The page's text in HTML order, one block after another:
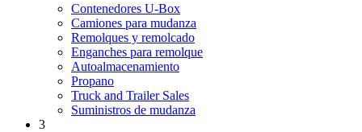
Contenedores U-Box
Camiones para mudanza
Remolques y remolcado
Enganches para remolque
Autoalmacenamiento
Propano
Truck and Trailer Sales
Suministros de mudanza
3